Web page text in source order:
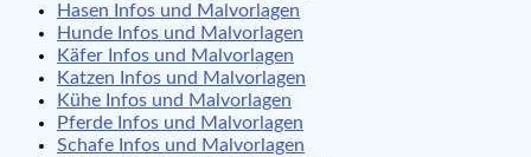
Hasen Infos und Malvorlagen
Hunde Infos und Malvorlagen
Käfer Infos und Malvorlagen
Katzen Infos und Malvorlagen
Kühe Infos und Malvorlagen
Pferde Infos und Malvorlagen
Schafe Infos und Malvorlagen